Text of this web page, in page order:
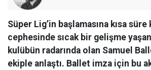
Süper Lig’in başlamasına kısa
cephesinde sıcak bir gelişme
kulübün radarında olan Samuel
ekiple anlaştı. Ballet imza için bu